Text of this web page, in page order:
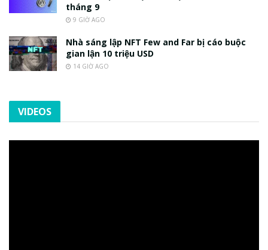
tháng 9
9 GIỜ AGO
Nhà sáng lập NFT Few and Far bị cáo buộc
gian lận 10 triệu USD
14 GIỜ AGO
VIDEOS